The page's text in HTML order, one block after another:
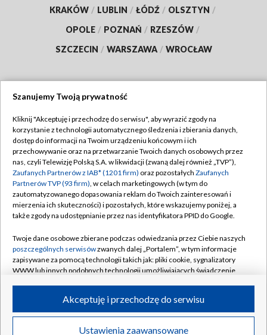
KRAKÓW / LUBLIN / ŁÓDŹ / OLSZTYN /
OPOLE / POZNAŃ / RZESZÓW /
SZCZECIN / WARSZAWA / WROCŁAW
TVP
Abonament TVP
Emisja w TVP
Centrum informacji TVP
Naziemna Telewizja Cyfrowa
Rada Programowa
System NOS
Informacje o nadawcy
Program dla prasy
Regulamin TVP
Polityka prywatności
Moje zgody
Pomoc
Kontakt
Kanały
©2026 Telewizja Polska S.A. w likwidacji
Szanujemy Twoją prywatność
Kliknij "Akceptuję i przechodzę do serwisu", aby wyrazić zgody na
korzystanie z technologii automatycznego śledzenia i zbierania danych,
dostęp do informacji na Twoim urządzeniu końcowym i ich
przechowywanie oraz na przetwarzanie Twoich danych osobowych przez
nas, czyli Telewizję Polską S.A. w likwidacji (zwaną dalej również „TVP”),
Zaufanych Partnerów z IAB* (1201 firm) oraz pozostałych Zaufanych
Partnerów TVP (93 firm), w celach marketingowych (w tym do
zautomatyzowanego dopasowania reklam do Twoich zainteresowań i
mierzenia ich skuteczności) i pozostałych, które wskazujemy poniżej, a
także zgody na udostępnianie przez nas identyfikatora PPID do Google.
Twoje dane osobowe zbierane podczas odwiedzania przez Ciebie naszych
poszczególnych serwisówzwanych dalej „Portalem”, w tym informacje
zapisywane za pomocą technologii takich jak: pliki cookie, sygnalizatory
WWW lub innych podobnych technologii umożliwiających świadczenie
ruchu w Internecie.
Twoje dane osobowe zbierane podczas odwiedzania przez Ciebie
Ustawienia zaawansowane
Akceptuję i przechodzę do serwisu